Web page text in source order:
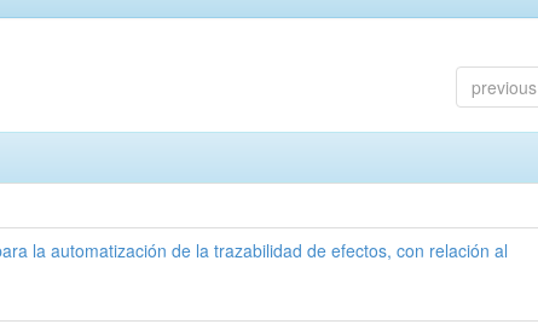
previous
la automatización de la trazabilidad de efectos, con relación al